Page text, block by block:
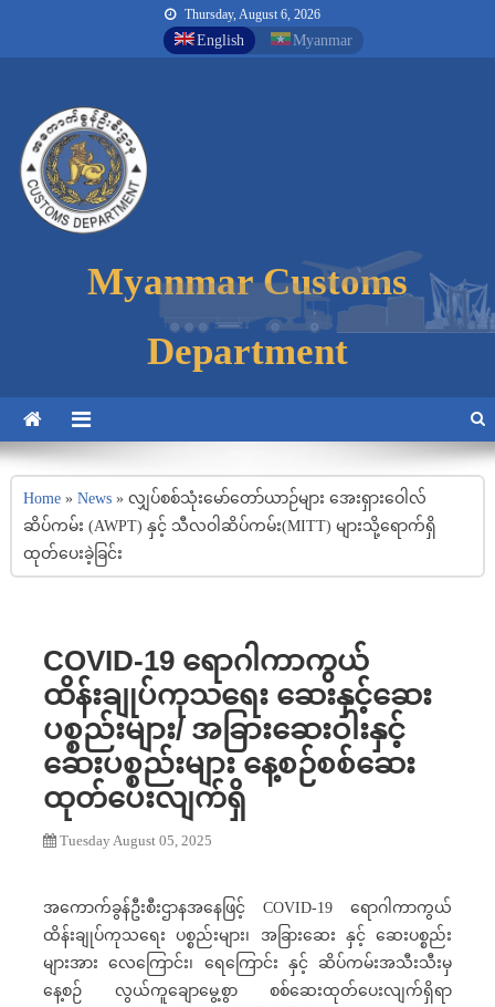
Thursday, August 6, 2026
English Myanmar
Myanmar Customs
Department
Home» News» လျှပ်စစ်သုံးမော်တော်ယာဉ်များ အေးရှားဝေါလ်
ဆိပ်ကမ်း (AWPT) နှင့် သီလဝါဆိပ်ကမ်း(MITT) များသို့ရောက်ရှိ
ထုတ်ပေးခဲ့ခြင်း
COVID-19 ရောဂါကာကွယ်
ထိန်းချုပ်ကုသရေး ဆေးနှင့်ဆေး
ပစ္စည်းများ/ အခြားဆေးဝါးနှင့်
ဆေးပစ္စည်းများ နေ့စဉ်စစ်ဆေး
ထုတ်ပေးလျက်ရှိ
Tuesday August 05, 2025
အကောက်ခွန်ဦးစီးဌာနအနေဖြင့် COVID-19 ရောဂါကာကွယ်
ထိန်းချုပ်ကုသရေး ပစ္စည်းများ၊ အခြားဆေး နှင့် ဆေးပစ္စည်း
များအား ‌လေကြောင်း၊ ရေကြောင်း နှင့် ဆိပ်ကမ်းအသီးသီးမှ
နေ့စဉ် လွယ်ကူချောမွေ့စွာ စစ်ဆေးထုတ်ပေးလျက်ရှိရာ